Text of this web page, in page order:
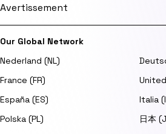
Avertissement
Our Global Network
Nederland (NL)
France (FR)
España (ES)
Italia
Polska (PL)
日本